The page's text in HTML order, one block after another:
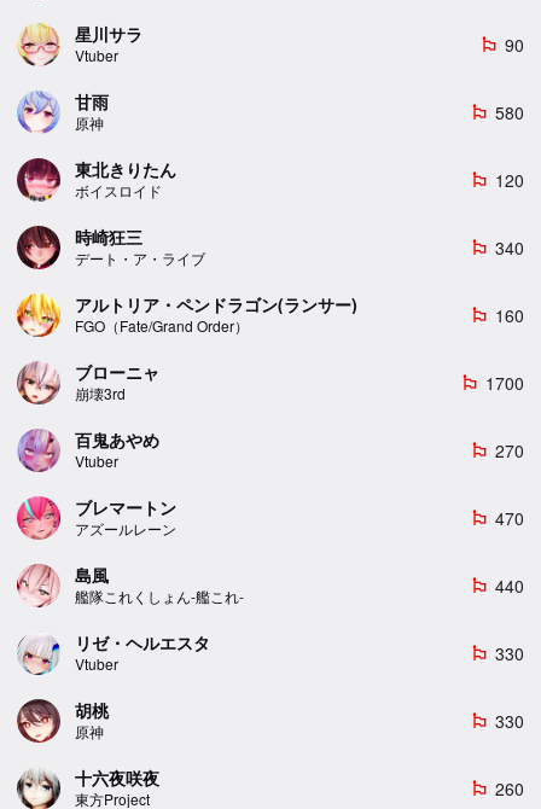
星川サラ
Vtuber
emoji_flags 90
甘雨
原神
emoji_flags 580
東北きりたん
ボイスロイド
emoji_flags 120
時崎狂三
デート・ア・ライブ
emoji_flags 340
アルトリア・ペンドラゴン(ランサー)
FGO（Fate/Grand Order）
emoji_flags 160
ブローニャ
崩壊3rd
emoji_flags 1700
百鬼あやめ
Vtuber
emoji_flags 270
ブレマートン
アズールレーン
emoji_flags 470
島風
艦隊これくしょん-艦これ-
emoji_flags 440
リゼ・ヘルエスタ
Vtuber
emoji_flags 330
胡桃
原神
emoji_flags 330
十六夜咲夜
東方Project
emoji_flags 260